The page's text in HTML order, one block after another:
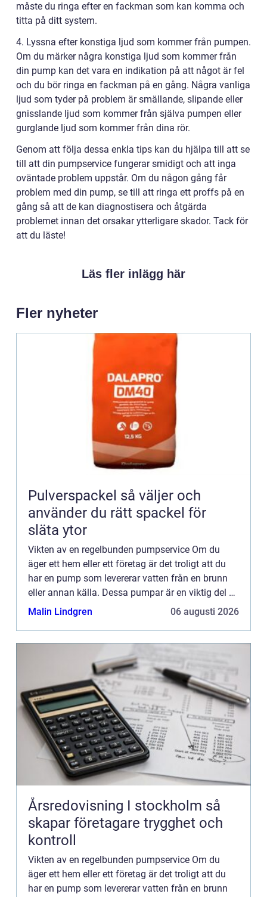
måste du ringa efter en fackman som kan komma och
titta på ditt system.
4. Lyssna efter konstiga ljud som kommer från pumpen.
Om du märker några konstiga ljud som kommer från
din pump kan det vara en indikation på att något är fel
och du bör ringa en fackman på en gång. Några vanliga
ljud som tyder på problem är smällande, slipande eller
gnisslande ljud som kommer från själva pumpen eller
gurglande ljud som kommer från dina rör.
Genom att följa dessa enkla tips kan du hjälpa till att se
till att din pumpservice fungerar smidigt och att inga
oväntade problem uppstår. Om du någon gång får
problem med din pump, se till att ringa ett proffs på en
gång så att de kan diagnostisera och åtgärda
problemet innan det orsakar ytterligare skador. Tack för
att du läste!
Läs fler inlägg här
Fler nyheter
Pulverspackel så väljer och
använder du rätt spackel för
släta ytor
Vikten av en regelbunden pumpservice Om du
äger ett hem eller ett företag är det troligt att du
har en pump som levererar vatten från en brunn
eller annan källa. Dessa pumpar är en viktig del av
din egendom, och det är viktigt att underhålla dem
Malin Lindgren 06 augusti 2026
Årsredovisning I stockholm så
skapar företagare trygghet och
kontroll
Vikten av en regelbunden pumpservice Om du
äger ett hem eller ett företag är det troligt att du
har en pump som levererar vatten från en brunn